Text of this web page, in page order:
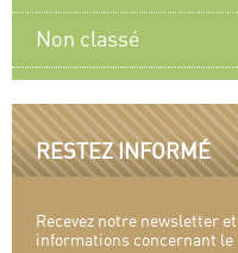
Non classé
RESTEZ INFORMÉ
Recevez notre newsletter
informations concernant le